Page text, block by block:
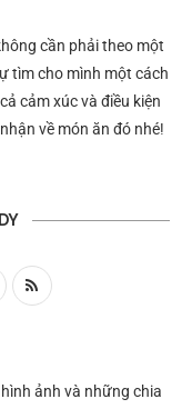
cần phải theo một
tìm cho mình một cách
cảm xúc và điều kiện
về món ăn đó nhé!
ảnh và những chia